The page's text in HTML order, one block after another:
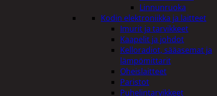
Linnunruoka
Kodin elektroniikka ja laitteet
Imurit ja tarvikkeet
Kaapelit ja johdot
Kelloradiot, sääasemat ja
lämpömittarit
Oheislaitteet
Paristot
Puhelintarvikkeet